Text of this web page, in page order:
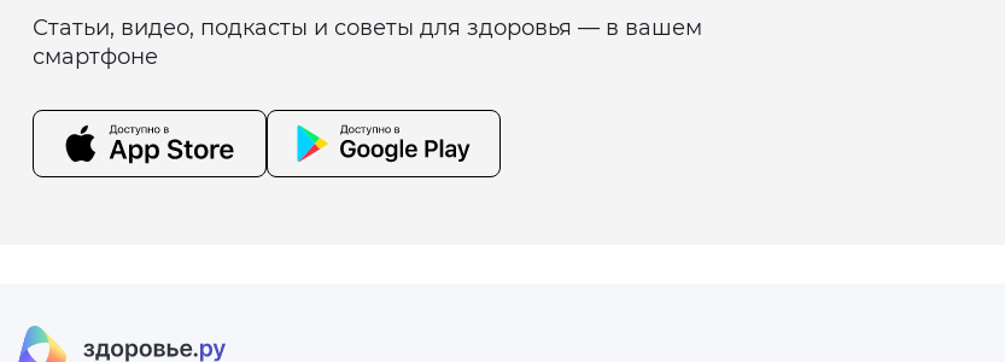
Статьи, видео, подкасты и советы для здоровья — в вашем
смартфоне